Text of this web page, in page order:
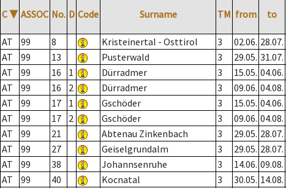
C ▼ ASSOC No. D Code Surname TM from to
AT
99 8 Kristeinertal - Osttirol 3 02.06. 28.07.
AT
99 13 Pusterwald 3 29.05. 31.07.
AT
99 16 1 Dürradmer 3 15.05. 04.06.
AT
99 16 2 Dürradmer 3 09.06. 04.08.
AT
99 17 1 Gschöder 3 15.05. 04.06.
AT
99 17 2 Gschöder 3 09.06. 04.08.
AT
99 21 Abtenau Zinkenbach 3 29.05. 28.07.
AT
99 27 Geiselgrundalm 3 29.05. 28.07.
AT
99 38 Johannsenruhe 3 14.06. 09.08.
AT
99 40 Kocnatal 3 30.05. 14.08.